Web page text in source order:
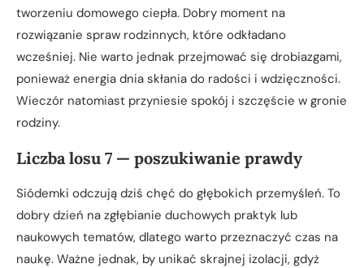
tworzeniu domowego ciepła. Dobry moment na
rozwiązanie spraw rodzinnych, które odkładano
wcześniej. Nie warto jednak przejmować się drobiazgami,
ponieważ energia dnia skłania do radości i wdzięczności.
Wieczór natomiast przyniesie spokój i szczęście w gronie
rodziny.
Liczba losu 7 — poszukiwanie prawdy
Siódemki odczują dziś chęć do głębokich przemyśleń. To
dobry dzień na zgłębianie duchowych praktyk lub
naukowych tematów, dlatego warto przeznaczyć czas na
naukę. Ważne jednak, by unikać skrajnej izolacji, gdyż